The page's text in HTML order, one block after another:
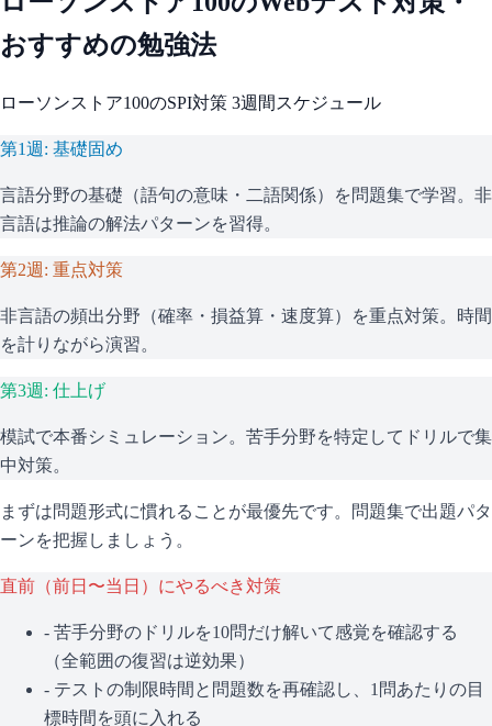
おすすめの勉強法
ローソンストア100のSPI対策 3週間スケジュール
第1週: 基礎固め
言語分野の基礎（語句の意味・二語関係）を問題集で学習。非
言語は推論の解法パターンを習得。
第2週: 重点対策
非言語の頻出分野（確率・損益算・速度算）を重点対策。時間
を計りながら演習。
第3週: 仕上げ
模試で本番シミュレーション。苦手分野を特定してドリルで集
中対策。
まずは問題形式に慣れることが最優先です。問題集で出題パタ
ーンを把握しましょう。
直前（前日〜当日）にやるべき対策
- 苦手分野のドリルを10問だけ解いて感覚を確認する
（全範囲の復習は逆効果）
- テストの制限時間と問題数を再確認し、1問あたりの目
標時間を頭に入れる